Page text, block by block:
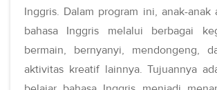
Inggris. Dalam program ini, anak-anak
bahasa Inggris melalui berbagai
bermain, bernyanyi, mendongeng,
aktivitas kreatif lainnya. Tujuannya